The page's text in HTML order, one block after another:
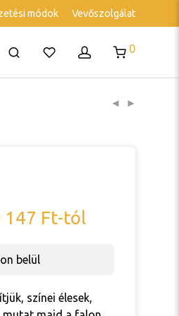
módok Vevőszolgálat
0
147 Ft-tól
belül
színei élesek,